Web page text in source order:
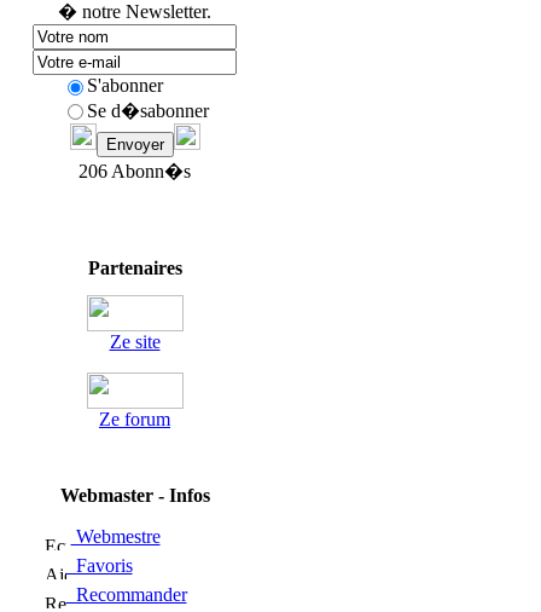
� notre Newsletter.
S'abonner
Se d�sabonner
206 Abonn�s
Partenaires
Ze site
Ze forum
Webmaster - Infos
Webmestre
Favoris
Recommander